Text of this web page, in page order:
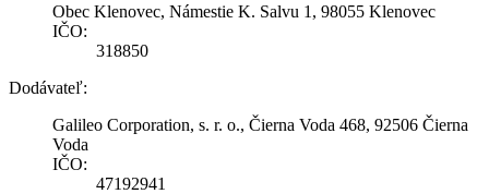
Obec Klenovec, Námestie K. Salvu 1, 98055 Klenovec
IČO:
318850
Dodávateľ:
Galileo Corporation, s. r. o., Čierna Voda 468, 92506 Čierna
Voda
IČO:
47192941